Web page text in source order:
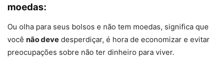
moedas:
Ou olha para seus bolsos e não tem moedas, significa que
você não deve desperdiçar, é hora de economizar e evitar
preocupações sobre não ter dinheiro para viver.